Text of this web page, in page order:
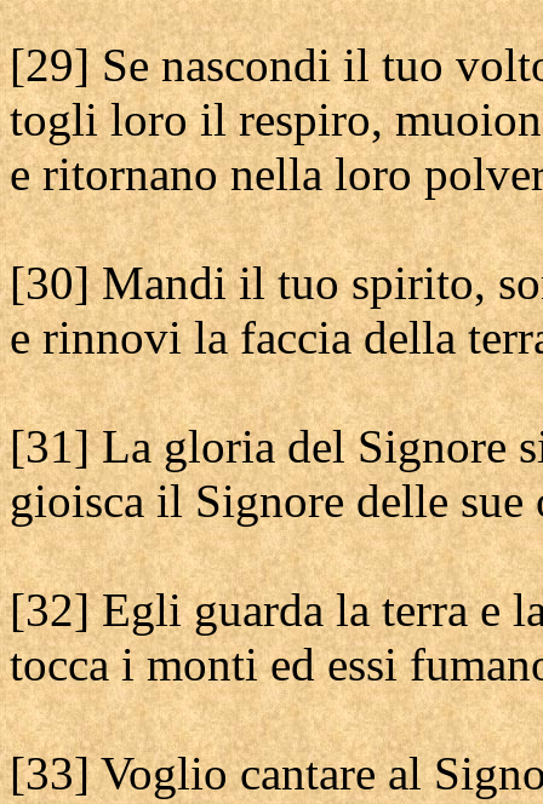
[29] Se nascondi il tuo
togli loro il respiro,
e ritornano nella loro
[30] Mandi il tuo spirito,
e rinnovi la faccia della
[31] La gloria del Signore
gioisca il Signore delle sue
[32] Egli guarda la terra e
tocca i monti ed essi
[33] Voglio cantare al